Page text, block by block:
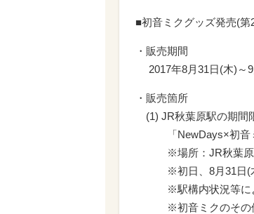
■初音ミクグッズ発売(第
・販売期間
2017年8月31日(木)～9
・販売箇所
(1) JR秋葉原駅の期間
「NewDays×初音ミ
※場所：JR秋葉原駅
※初日、8月31日(木)
※駅構内状況等により
※初音ミクのその他